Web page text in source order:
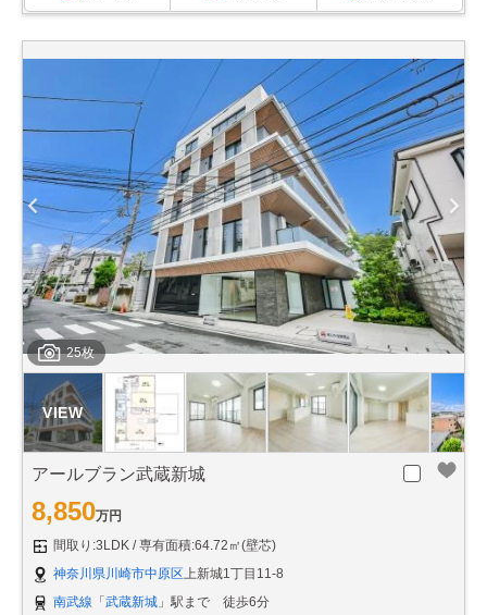
25枚
アールブラン武蔵新城
8,850万円
間取り:3LDK
専有面積:64.72㎡(壁芯)
神奈川県川崎市中原区上新城1丁目11-8
南武線 「 武蔵新城 」駅まで 徒歩6分